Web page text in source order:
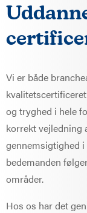
Vi er både
kvalitetscertificeret
og tryghed i hele
korrekt vejledning
gennemsigtighed
bedemanden
områder.
Hos os har det